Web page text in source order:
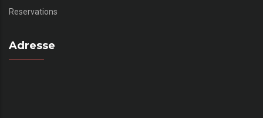
Reservations
Adresse